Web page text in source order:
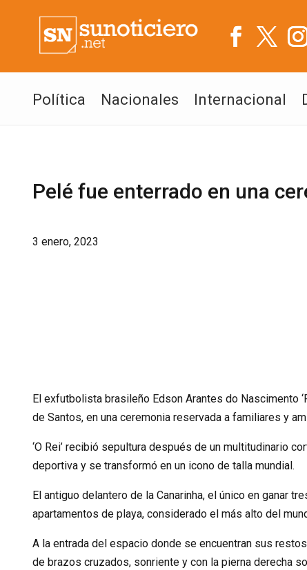
Política Nacionales Internacional
Pelé fue enterrado en una
3 enero, 2023
El exfutbolista brasileño Edson Arantes do Nascimento
de Santos, en una ceremonia reservada a familiares y
‘O Rei’ recibió sepultura después de un multitudinario
deportiva y se transformó en un icono de talla mundial.
El antiguo delantero de la Canarinha, el único en ganar
apartamentos de playa, considerado el más alto del
A la entrada del espacio donde se encuentran sus
de brazos cruzados, sonriente y con la pierna derecha